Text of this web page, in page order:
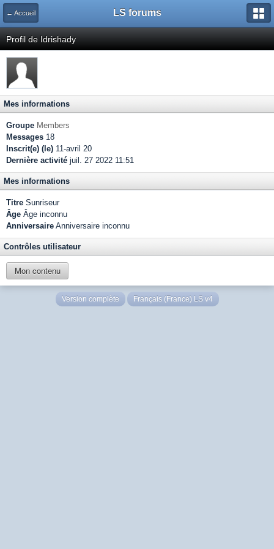
← Accueil LS forums
Profil de Idrishady
Mes informations
Groupe Members
Messages 18
Inscrit(e) (le) 11-avril 20
Dernière activité juil. 27 2022 11:51
Mes informations
Titre Sunriseur
Âge Âge inconnu
Anniversaire Anniversaire inconnu
Contrôles utilisateur
Mon contenu
Version complète Français (France) LS v4